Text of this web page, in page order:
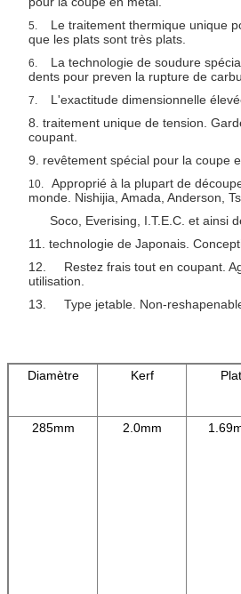
5. Le traitement thermique unique
que les plats sont très plats.
6. La technologie de soudure
dents pour preven la rupture de
7. L'exactitude dimensionnelle
8. traitement unique de tension.
coupant.
9. revêtement spécial pour la coupe
10. Approprié à la plupart de
monde. Nishijia, Amada, Anderson,
Soco, Everising, I.T.E.C. et ainsi
11. technologie de Japonais.
12. Restez frais tout en coupant.
utilisation.
13. Type jetable. Non-
Diamètre Kerf Plat
285mm 2.0mm